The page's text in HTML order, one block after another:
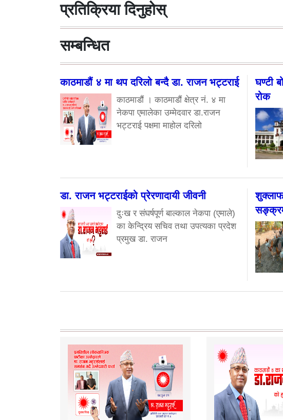
प्रतिक्रिया दिनुहोस्
सम्बन्धित
काठमाडौं ४ मा थप दरिलो बन्दै डा. राजन भट्टराई
काठमाडौं । काठमाडौं क्षेत्र नं. ४ मा
नेकपा एमालेका उम्मेदवार डा.राजन
भट्टराई पक्षमा माहोल दरिलो
घण्टी
रोक
डा. राजन भट्टराईको प्रेरणादायी जीवनी
दुःख र संघर्षपूर्ण बाल्काल नेकपा (एमाले)
का केन्द्रिय सचिव तथा उपत्यका प्रदेश
प्रमुख डा. राजन